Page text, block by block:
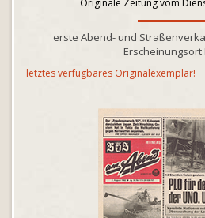
Originale Zeitung vom
erste Abend- und
Erscheinungsort
letztes verfügbares Originalexemplar!